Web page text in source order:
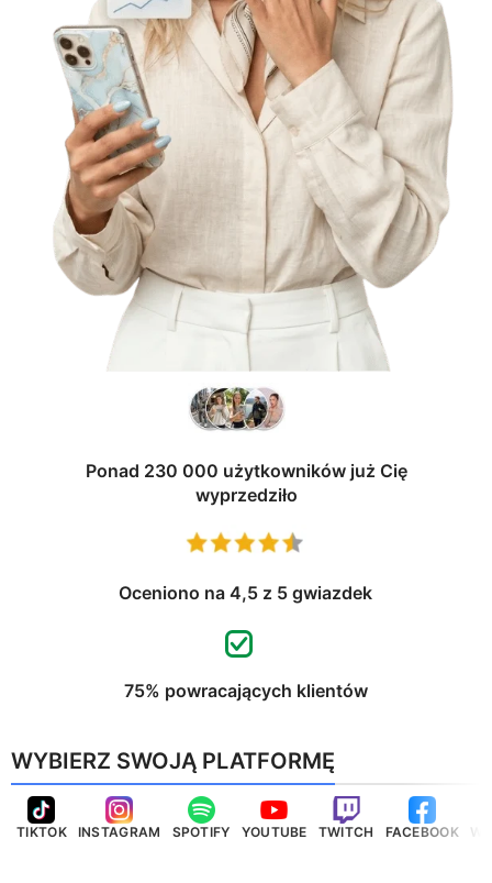
Ponad 230 000 użytkowników już Cię
wyprzedziło
Oceniono na 4,5 z 5 gwiazdek
75% powracających klientów
WYBIERZ SWOJĄ PLATFORMĘ
TIKTOK INSTAGRAM SPOTIFY YOUTUBE TWITCH FACEBOOK